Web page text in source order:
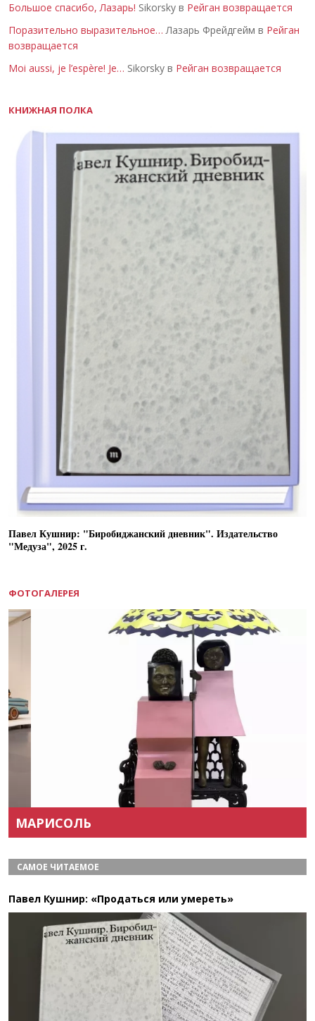
Большое спасибо, Лазарь! Sikorsky в Рейган возвращается
Поразительно выразительное… Лазарь Фрейдгейм в Рейган
возвращается
Moi aussi, je l’espère! Je… Sikorsky в Рейган возвращается
КНИЖНАЯ ПОЛКА
Павел Кушнир: "Биробиджанский дневник". Издательство
"Медуза", 2025 г.
ФОТОГАЛЕРЕЯ
МАРИСОЛЬ
САМОЕ ЧИТАЕМОЕ
Павел Кушнир: «Продаться или умереть»